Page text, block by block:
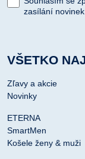
zasílání
VŠETKO
Zľavy a akcie
Novinky
ETERNA
SmartMen
Košele ženy & muži